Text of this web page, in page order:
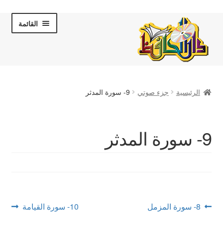
navigation
content
القائمة
المكتبة المرئية
فروعنا
الرئيسية جزء صوتي 9- سورة المدثر
9- سورة المدثر
تصفّح
Previous
8- سورة المزمل
Next
10- سورة القيامة